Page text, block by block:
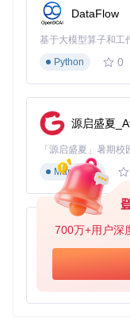
700万+用户深
DataFlow
基于大模型算子和工
Python
0
源启盛夏
Markdown
py-xiaozhi
Python
0